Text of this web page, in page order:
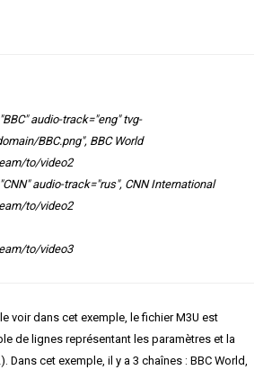
audio-track="eng" tvg-
BBC.png", BBC World
to/video2
audio-track="rus", CNN International
to/video2
to/video3
voir dans cet exemple, le fichier M3U est
de lignes représentant les paramètres et la
Dans cet exemple, il y a 3 chaînes : BBC World,